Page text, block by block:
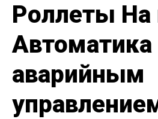
Роллеты На
Автоматика
аварийным